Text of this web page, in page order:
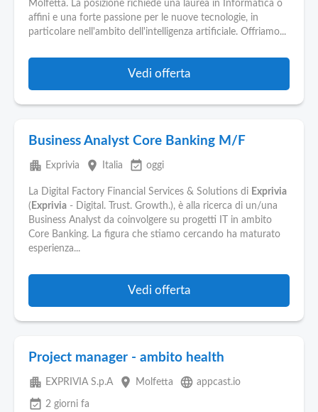
Molfetta. La posizione richiede una laurea in Informatica o
affini e una forte passione per le nuove tecnologie, in
particolare nell'ambito dell'intelligenza artificiale. Offriamo...
Vedi offerta
Business Analyst Core Banking M/F
apartment Exprivia place Italia event_available oggi
La Digital Factory Financial Services & Solutions di Exprivia
( Exprivia - Digital. Trust. Growth.), è alla ricerca di un/una
Business Analyst da coinvolgere su progetti IT in ambito
Core Banking. La figura che stiamo cercando ha maturato
esperienza...
Vedi offerta
Project manager - ambito health
apartment EXPRIVIA S.p.A place Molfetta language appcast.io
event_available 2 giorni fa